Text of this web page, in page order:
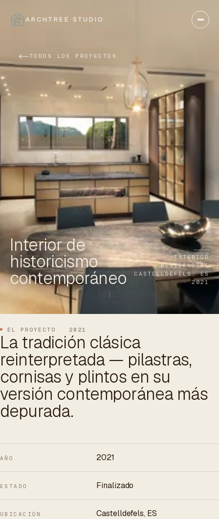
ARCHTREE STUDIO
CERRAR
EN/RU
ARCHTREE
STUDIO
BARCELONA
Interior de
historicismo
contemporáneo
INTERIOR
RESIDENCIAL
CASTELLDEFELS, ES
· 2021
TODOS LOS PROYECTOS
EL PROYECTO · 2021
La tradición clásica
reinterpretada — pilastras,
cornisas y plintos en su
versión contemporánea más
depurada.
AÑO 2021
ESTADO Finalizado
UBICACIÓN Castelldefels, ES